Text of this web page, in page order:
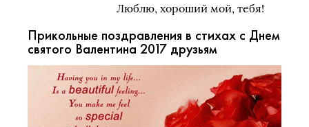
Люблю, хороший мой, тебя!
Прикольные поздравления в стихах с Днем
святого Валентина 2017 друзьям